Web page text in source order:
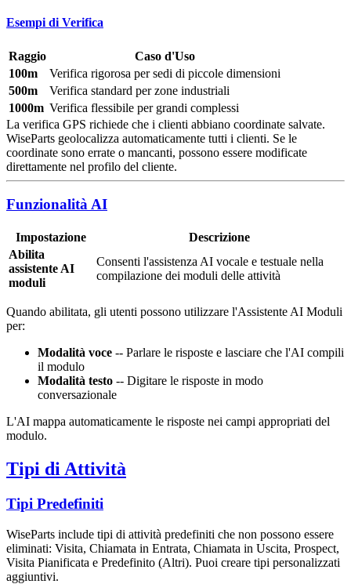
Esempi di Verifica
Raggio
Caso d'Uso
100m
Verifica rigorosa per sedi di piccole dimensioni
500m
Verifica standard per zone industriali
1000m Verifica flessibile per grandi complessi
La verifica GPS richiede che i clienti abbiano coordinate salvate.
WiseParts geolocalizza automaticamente tutti i clienti. Se le
coordinate sono errate o mancanti, possono essere modificate
direttamente nel profilo del cliente.
Funzionalità AI
Impostazione
Descrizione
Abilita
assistente AI
moduli
Consenti l'assistenza AI vocale e testuale nella
compilazione dei moduli delle attività
Quando abilitata, gli utenti possono utilizzare l'Assistente AI Moduli
per:
Modalità voce -- Parlare le risposte e lasciare che l'AI compili
il modulo
Modalità testo -- Digitare le risposte in modo
conversazionale
L'AI mappa automaticamente le risposte nei campi appropriati del
modulo.
Tipi di Attività
Tipi Predefiniti
WiseParts include tipi di attività predefiniti che non possono essere
eliminati: Visita, Chiamata in Entrata, Chiamata in Uscita, Prospect,
Visita Pianificata e Predefinito (Altri). Puoi creare tipi personalizzati
aggiuntivi.